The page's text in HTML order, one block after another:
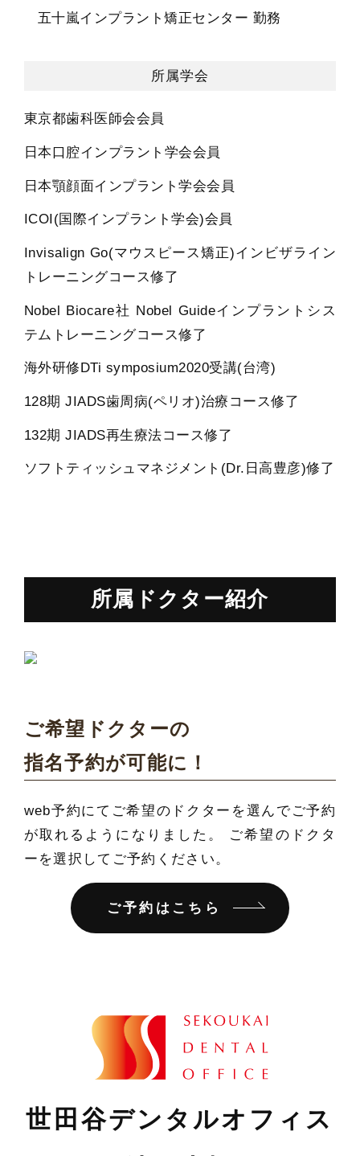
五十嵐インプラント矯正センター 勤務
所属学会
東京都歯科医師会会員
日本口腔インプラント学会会員
日本顎顔面インプラント学会会員
ICOI(国際インプラント学会)会員
Invisalign Go(マウスピース矯正)インビザライン
トレーニングコース修了
Nobel Biocare社 Nobel Guideインプラントシス
テムトレーニングコース修了
海外研修DTi symposium2020受講(台湾)
128期 JIADS歯周病(ペリオ)治療コース修了
132期 JIADS再生療法コース修了
ソフトティッシュマネジメント(Dr.日高豊彦)修了
所属ドクター紹介
ご希望ドクターの
指名予約が可能に！
web予約にてご希望のドクターを選んでご予約
が取れるようになりました。 ご希望のドクタ
ーを選択してご予約ください。
ご予約はこちら
世田谷デンタルオフィス